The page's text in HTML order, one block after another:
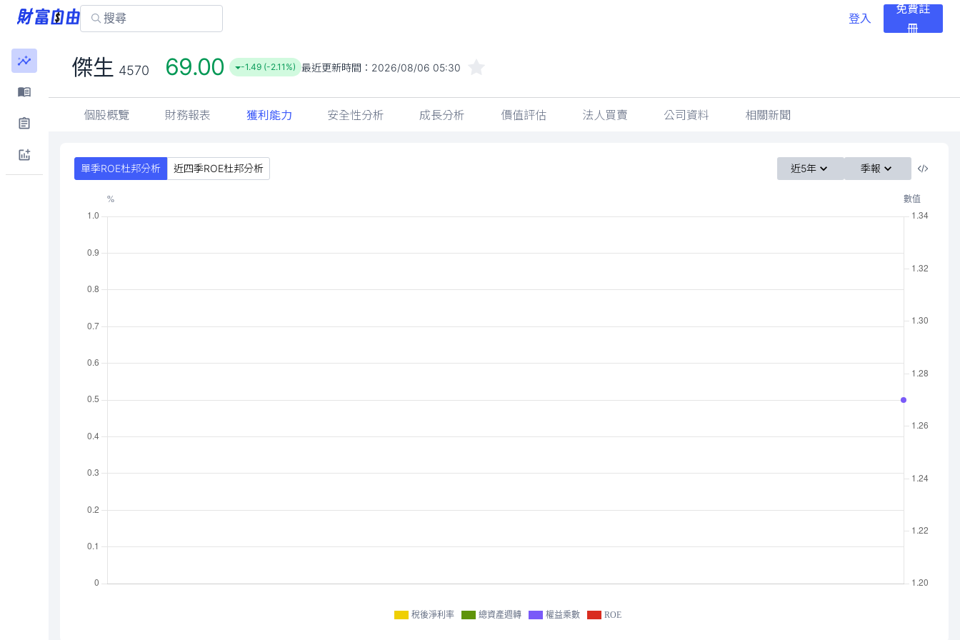
登入
免費註
冊
傑生 4570 69.00 -1.49 (-2.11%) 最近更新時間： 2026/08/06 05:30
個股概覽 財務報表 獲利能力 安全性分析 成長分析 價值評估 法人買賣 公司資料 相關新聞
單季ROE杜邦分析 近四季ROE杜邦分析 近5年 季報
稅後淨利率 總資產週轉 權益乘數 ROE